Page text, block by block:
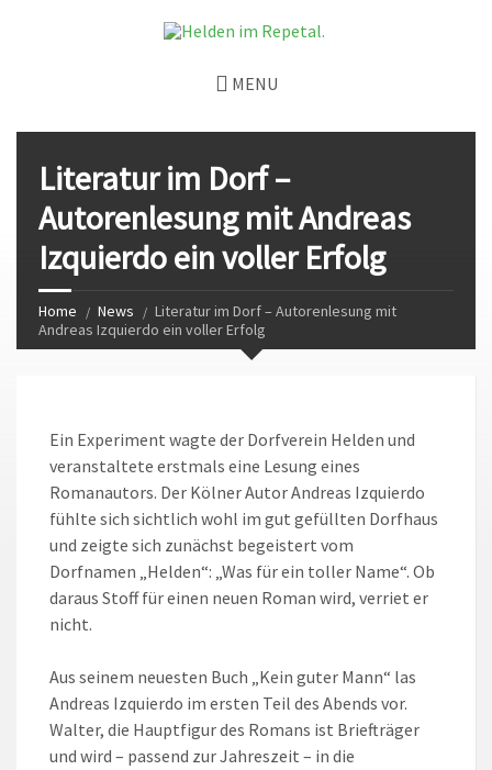
MENU
Literatur im Dorf –
Autorenlesung mit Andreas
Izquierdo ein voller Erfolg
Home News
Literatur im Dorf – Autorenlesung mit
Andreas Izquierdo ein voller Erfolg
Ein Experiment wagte der Dorfverein Helden und
veranstaltete erstmals eine Lesung eines
Romanautors. Der Kölner Autor Andreas Izquierdo
fühlte sich sichtlich wohl im gut gefüllten Dorfhaus
und zeigte sich zunächst begeistert vom
Dorfnamen „Helden“: „Was für ein toller Name“. Ob
daraus Stoff für einen neuen Roman wird, verriet er
nicht.
Aus seinem neuesten Buch „Kein guter Mann“ las
Andreas Izquierdo im ersten Teil des Abends vor.
Walter, die Hauptfigur des Romans ist Briefträger
und wird – passend zur Jahreszeit – in die